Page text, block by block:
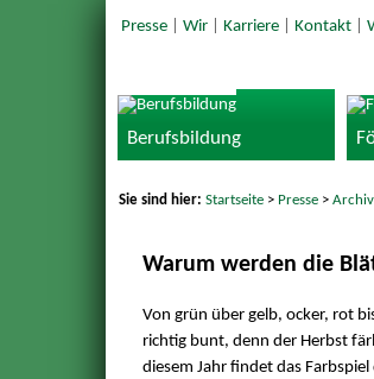
Presse| Wir| Karriere| Kontakt|
Berufsbildung
Sie sind hier:Startseite > Presse >
Warum werden die
Von grün über gelb, ocker, rot
richtig bunt, denn der Herbst
diesem Jahr findet das